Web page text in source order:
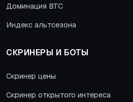
Доминация BTC
Индекс альтсезона
СКРИНЕРЫ И БОТЫ
Скринер цены
Скринер открытого интереса